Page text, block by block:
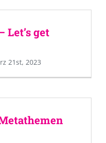
Let’s get
21st, 2023